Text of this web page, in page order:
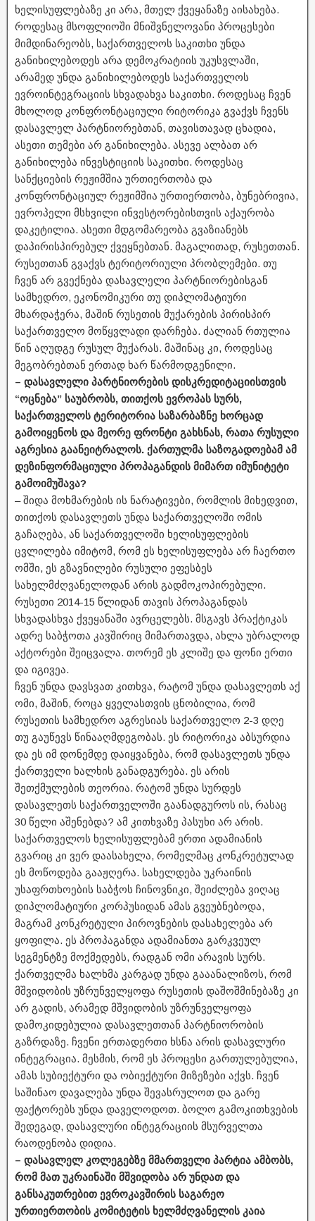
ხელისუფლებაზე კი არა, მთელ ქვეყანაზე აისახება.
როდესაც მსოფლიოში მნიშვნელოვანი პროცესები
მიმდინარეობს, საქართველოს საკითხი უნდა
განიხილებოდეს არა დემოკრატიის უკუსვლაში,
არამედ უნდა განიხილებოდეს საქართველოს
ევროინტეგრაციის სხვადახვა საკითხი. როდესაც ჩვენ
მხოლოდ კონფრონტაციული რიტორიკა გვაქვს ჩვენს
დასავლელ პარტნიორებთან, თავისთავად ცხადია,
ასეთი თემები არ განიხილება. ასევე ალბათ არ
განიხილება ინვესტიციის საკითხი. როდესაც
სანქციების რეჟიმშია ურთიერთობა და
კონფრონტაციულ რეჟიმშია ურთიერთობა, ბუნებრივია,
ევროპელი მსხვილი ინვესტორებისთვის აქაურობა
დაკეტილია. ასეთი მდგომარეობა გვაზიანებს
დაპირისპირებულ ქვეყნებთან. მაგალითად, რუსეთთან.
რუსეთთან გვაქვს ტერიტორიული პრობლემები. თუ
ჩვენ არ გვექნება დასავლელი პარტნიორებისგან
სამხედრო, ეკონომიკური თუ დიპლომატიური
მხარდაჭერა, მაშინ რუსეთის მუქარების პირისპირ
საქართველო მოწყვლადი დარჩება. ძალიან რთულია
წინ აღუდგე რუსულ მუქარას. მაშინაც კი, როდესაც
მეგობრებთან ერთად ხარ წარმოდგენილი.
– დასავლელი პარტნიორების დისკრედიტაციისთვის
“ოცნება” საუბრობს, თითქოს ევროპას სურს,
საქართველოს ტერიტორია საზარბაზნე ხორცად
გამოიყენოს და მეორე ფრონტი გახსნას, რათა რუსული
აგრესია გაანეიტრალოს. ქართულმა საზოგადოებამ ამ
დეზინფორმაციული პროპაგანდის მიმართ იმუნიტეტი
გამოიმუშავა?
– შიდა მოხმარების ის ნარატივები, რომლის მიხედვით,
თითქოს დასავლეთს უნდა საქართველოში ომის
გაჩაღება, ან საქართველოში ხელისუფლების
ცვლილება იმიტომ, რომ ეს ხელისუფლება არ ჩაერთო
ომში, ეს გზავნილები რუსული ეფესბეს
სახელმძღვანელოდან არის გადმოკოპირებული.
რუსეთი 2014-15 წლიდან თავის პროპაგანდას
სხვადასხვა ქვეყანაში ავრცელებს. მსგავს პრაქტიკას
ადრე საბჭოთა კავშირიც მიმართავდა, ახლა უბრალოდ
აქტორები შეიცვალა. თორემ ეს კლიშე და ფონი ერთი
და იგივეა.
ჩვენ უნდა დავსვათ კითხვა, რატომ უნდა დასავლეთს აქ
ომი, მაშინ, როცა ყველასთვის ცნობილია, რომ
რუსეთის სამხედრო აგრესიას საქართველო 2-3 დღე
თუ გაუწევს წინააღმდეგობას. ეს რიტორიკა აბსურდია
და ეს იმ დონემდე დაიყვანება, რომ დასავლეთს უნდა
ქართველი ხალხის განადგურება. ეს არის
შეთქმულების თეორია. რატომ უნდა სურდეს
დასავლეთს საქართველოში გაანადგუროს ის, რასაც
30 წელი აშენებდა? ამ კითხვაზე პასუხი არ არის.
საქართველოს ხელისუფლებამ ერთი ადამიანის
გვარიც კი ვერ დაასახელა, რომელმაც კონკრეტულად
ეს მოწოდება გააჟღერა. სახელდება უკრაინის
უსაფრთხოების საბჭოს ჩინოვნიკი, შეიძლება ვიღაც
დიპლომატიური კორპუსიდან ამას გვეუბნებოდა,
მაგრამ კონკრეტული პიროვნების დასახელება არ
ყოფილა. ეს პროპაგანდა ადამიანთა გარკვეულ
სეგმენტზე მოქმედებს, რადგან ომი არავის სურს.
ქართველმა ხალხმა კარგად უნდა გააანალიზოს, რომ
მშვიდობის უზრუნველყოფა რუსეთის დაშოშმინებაზე კი
არ გადის, არამედ მშვიდობის უზრუნველყოფა
დამოკიდებულია დასავლეთთან პარტნიორობის
გაზრდაზე. ჩვენი ერთადერთი ხსნა არის დასავლური
ინტეგრაცია. მესმის, რომ ეს პროცესი გართულებულია,
ამას სუბიექტური და ობიექტური მიზეზები აქვს. ჩვენ
საშინაო დავალება უნდა შევასრულოთ და გარე
ფაქტორებს უნდა დაველოდოთ. ბოლო გამოკითხვების
შედეგად, დასავლური ინტეგრაციის მსურველთა
რაოდენობა დიდია.
– დასავლელ კოლეგებზე მმართველი პარტია ამბობს,
რომ მათ უკრაინაში მშვიდობა არ უნდათ და
განსაკუთრებით ევროკავშირის საგარეო
ურთიერთობის კომიტეტის ხელმძღვანელის კაია